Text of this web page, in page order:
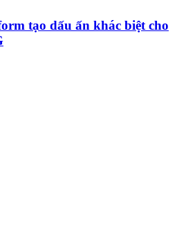
tạo dấu ấn khác biệt cho